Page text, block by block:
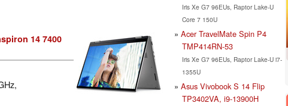
14 7400
Iris Xe G7 96EUs, Raptor Lake-U
Core 7 150U
Acer TravelMate Spin P4
TMP414RN-53
Iris Xe G7 96EUs, Raptor Lake-U i7-
1355U
Asus Vivobook S 14 Flip
TP3402VA, i9-13900H